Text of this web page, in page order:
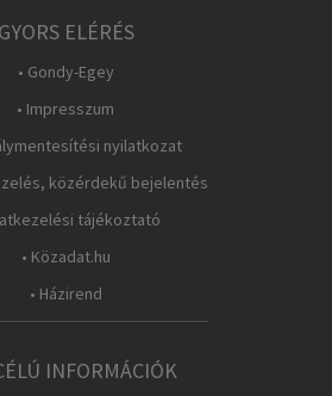
GYORS ELÉRÉS
• Gondy-Egey
• Impresszum
nyilatkozat
közérdekű bejelentés
tájékoztató
• Közadat.hu
• Házirend
INFORMÁCIÓK